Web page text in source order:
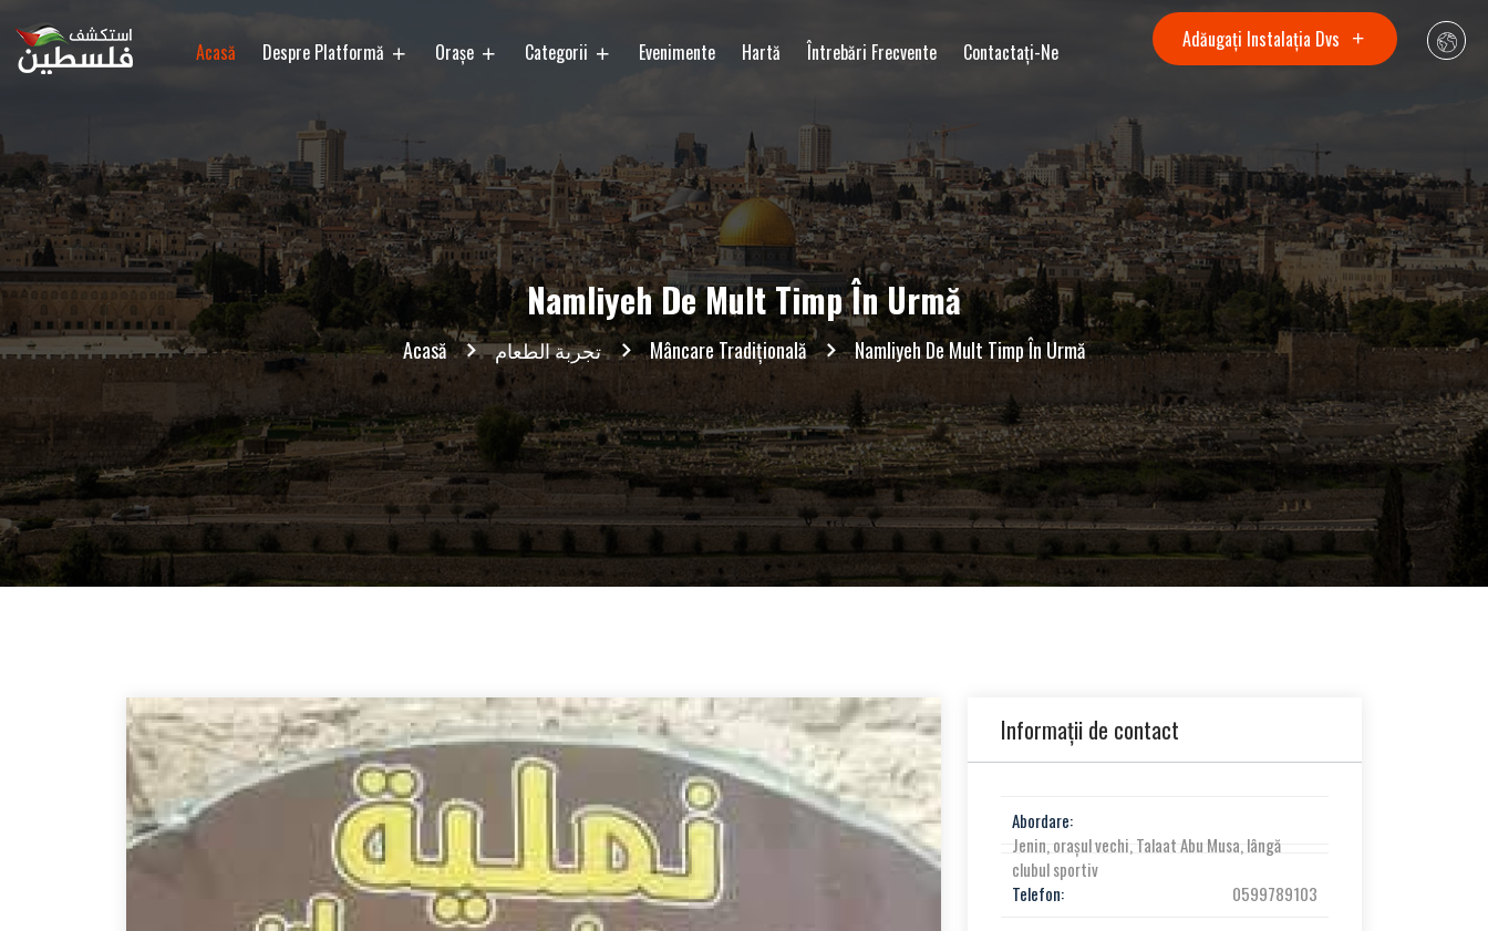
Acasă Despre Platformă Orașe Categorii Evenimente Hartă Întrebări Frecvente Contactaţi-Ne Adăugați Instalația Dvs
Namliyeh De Mult Timp În Urmă
Acasă تجربة الطعام Mâncare Tradițională Namliyeh De Mult Timp În Urmă
Informații de contact
Abordare:
Jenin, orașul vechi, Talaat Abu Musa, lângă
clubul sportiv
Telefon:
0599789103